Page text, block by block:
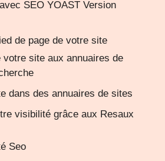
SEO YOAST Version
de page de votre site
votre site aux annuaires de
dans des annuaires de sites
visibilité grâce aux Resaux
Seo